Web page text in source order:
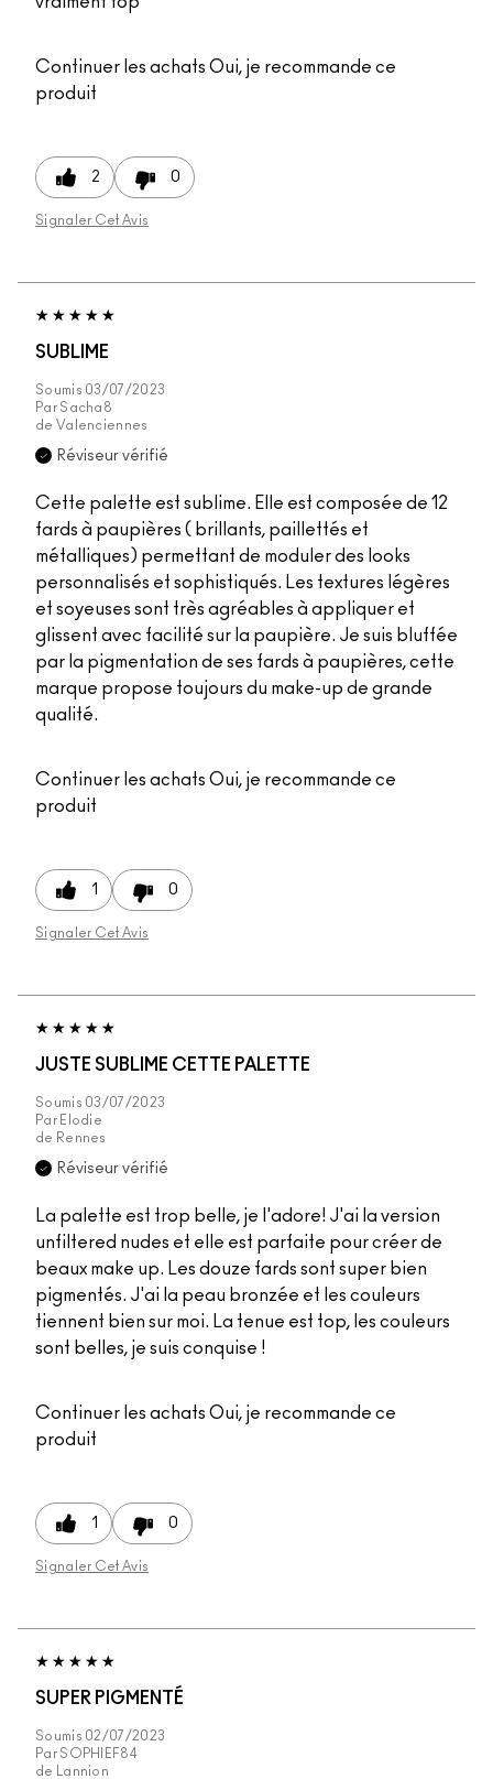
Continuer les achats Oui, je recommande ce
produit
2 0
Signaler Cet Avis
SUBLIME
Soumis 03/07/2023
Par Sacha8
de Valenciennes
Réviseur vérifié
Cette palette est sublime. Elle est composée de 12
fards à paupières ( brillants, paillettés et
métalliques) permettant de moduler des looks
personnalisés et sophistiqués. Les textures légères
et soyeuses sont très agréables à appliquer et
glissent avec facilité sur la paupière. Je suis bluffée
par la pigmentation de ses fards à paupières, cette
marque propose toujours du make-up de grande
qualité.
Continuer les achats Oui, je recommande ce
produit
1 0
Signaler Cet Avis
JUSTE SUBLIME CETTE PALETTE
Soumis 03/07/2023
Par Elodie
de Rennes
Réviseur vérifié
La palette est trop belle, je l'adore! J'ai la version
unfiltered nudes et elle est parfaite pour créer de
beaux make up. Les douze fards sont super bien
pigmentés. J'ai la peau bronzée et les couleurs
tiennent bien sur moi. La tenue est top, les couleurs
sont belles, je suis conquise !
Continuer les achats Oui, je recommande ce
produit
1 0
Signaler Cet Avis
SUPER PIGMENTÉ
Soumis 02/07/2023
Par SOPHIEF84
de
Lannion